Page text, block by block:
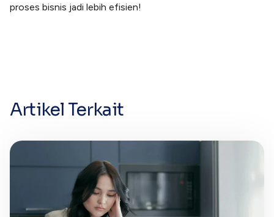
proses bisnis jadi lebih efisien!
Artikel Terkait